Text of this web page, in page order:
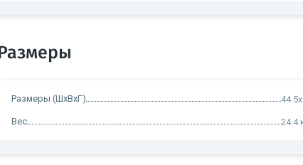
Размеры
Размеры (ШxВxГ)
Вес 24.4